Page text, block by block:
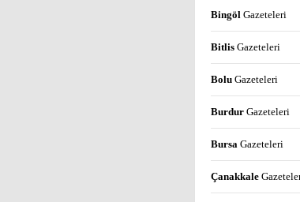
Bingöl Gazeteleri
Bitlis Gazeteleri
Bolu Gazeteleri
Burdur Gazeteleri
Bursa Gazeteleri
Çanakkale